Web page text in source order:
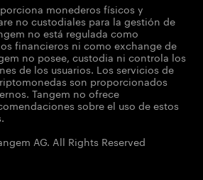
monederos físicos y
no custodiales para la gestión de
no está regulada como
financieros ni como exchange de
no posee, custodia ni controla los
de los usuarios. Los servicios de
son proporcionados
Tangem no ofrece
sobre el uso de estos